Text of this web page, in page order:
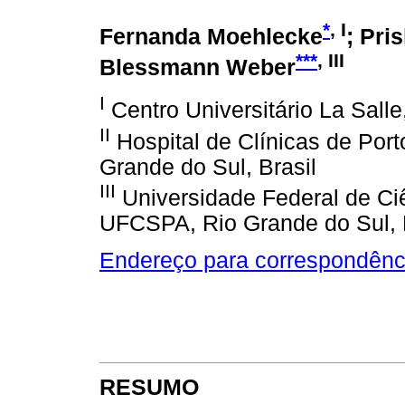
Fernanda Moehlecke*, I;
Blessmann Weber***, III
I Centro Universitário La
II Hospital de Clínicas de
Grande do Sul, Brasil
III Universidade Federal de
UFCSPA, Rio Grande do Sul,
Endereço para
RESUMO